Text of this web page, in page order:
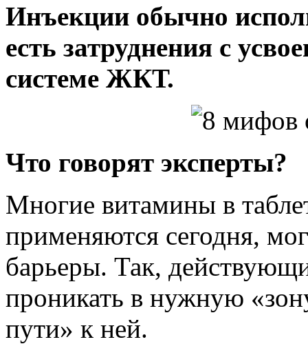
Инъекции обычно
есть затруднения с
системе ЖКТ.
Что говорят эксперты?
Многие витамины в
применяются сегодня,
барьеры. Так,
проникать в нужную
пути» к ней.